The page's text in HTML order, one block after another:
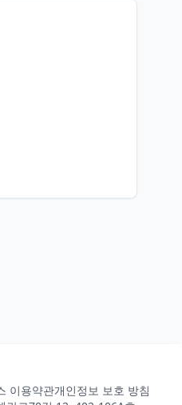
이용약관개인정보 보호 방침